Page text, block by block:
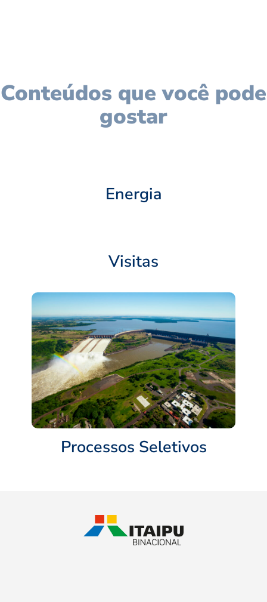
Conteúdos que você pode
gostar
Energia
Visitas
Processos Seletivos